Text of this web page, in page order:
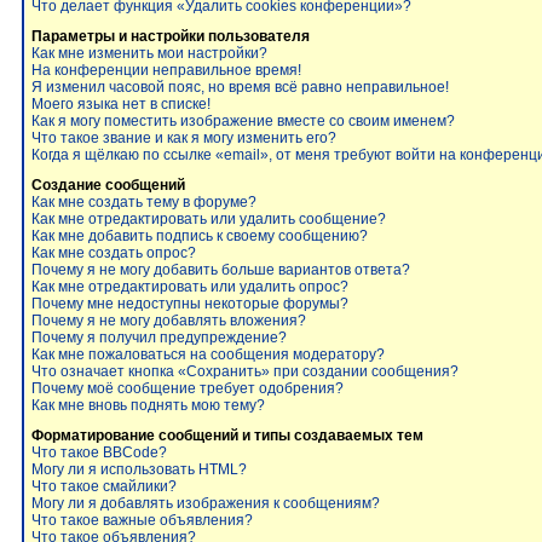
Что делает функция «Удалить cookies конференции»?
Параметры и настройки пользователя
Как мне изменить мои настройки?
На конференции неправильное время!
Я изменил часовой пояс, но время всё равно неправильное!
Моего языка нет в списке!
Как я могу поместить изображение вместе со своим именем?
Что такое звание и как я могу изменить его?
Когда я щёлкаю по ссылке «email», от меня требуют войти на
Создание сообщений
Как мне создать тему в форуме?
Как мне отредактировать или удалить сообщение?
Как мне добавить подпись к своему сообщению?
Как мне создать опрос?
Почему я не могу добавить больше вариантов ответа?
Как мне отредактировать или удалить опрос?
Почему мне недоступны некоторые форумы?
Почему я не могу добавлять вложения?
Почему я получил предупреждение?
Как мне пожаловаться на сообщения модератору?
Что означает кнопка «Сохранить» при создании сообщения?
Почему моё сообщение требует одобрения?
Как мне вновь поднять мою тему?
Форматирование сообщений и типы создаваемых тем
Что такое BBCode?
Могу ли я использовать HTML?
Что такое смайлики?
Могу ли я добавлять изображения к сообщениям?
Что такое важные объявления?
Что такое объявления?